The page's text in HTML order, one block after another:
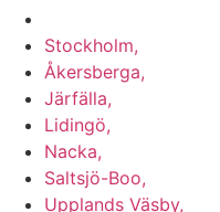
Stockholm,
Åkersberga,
Järfälla,
Lidingö,
Nacka,
Saltsjö-Boo,
Upplands Väsby,